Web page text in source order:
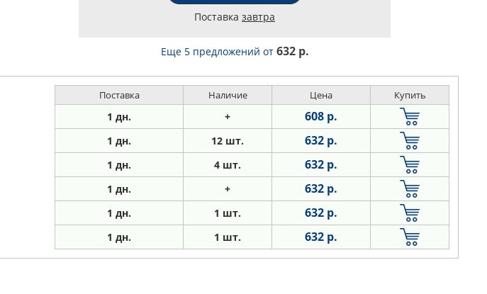
Поставка завтра
Еще 5 предложений от 632 р.
Поставка Наличие Цена Купить
1 дн. + 608 р.
1 дн. 12 шт. 632 р.
1 дн. 4 шт. 632 р.
1 дн. + 632 р.
1 дн. 1 шт. 632 р.
1 дн. 1 шт. 632 р.